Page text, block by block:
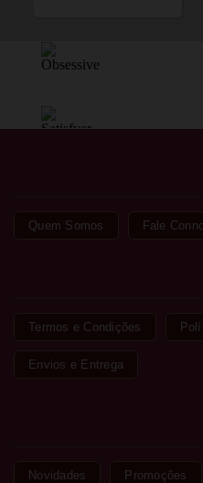
Quem Somos Fale
Termos e Condições
Envios e Entrega
Novidades Promoções